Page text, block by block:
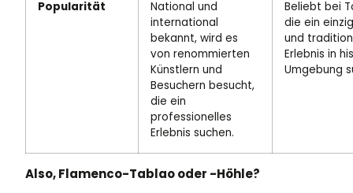
Popularität
National und
international
bekannt, wird es
von renommierten
Künstlern und
Besuchern besucht,
die ein
professionelles
Erlebnis suchen.
Beliebt bei
die ein
und
Erlebnis in
Umgebung
Also, Flamenco-Tablao oder -Höhle?